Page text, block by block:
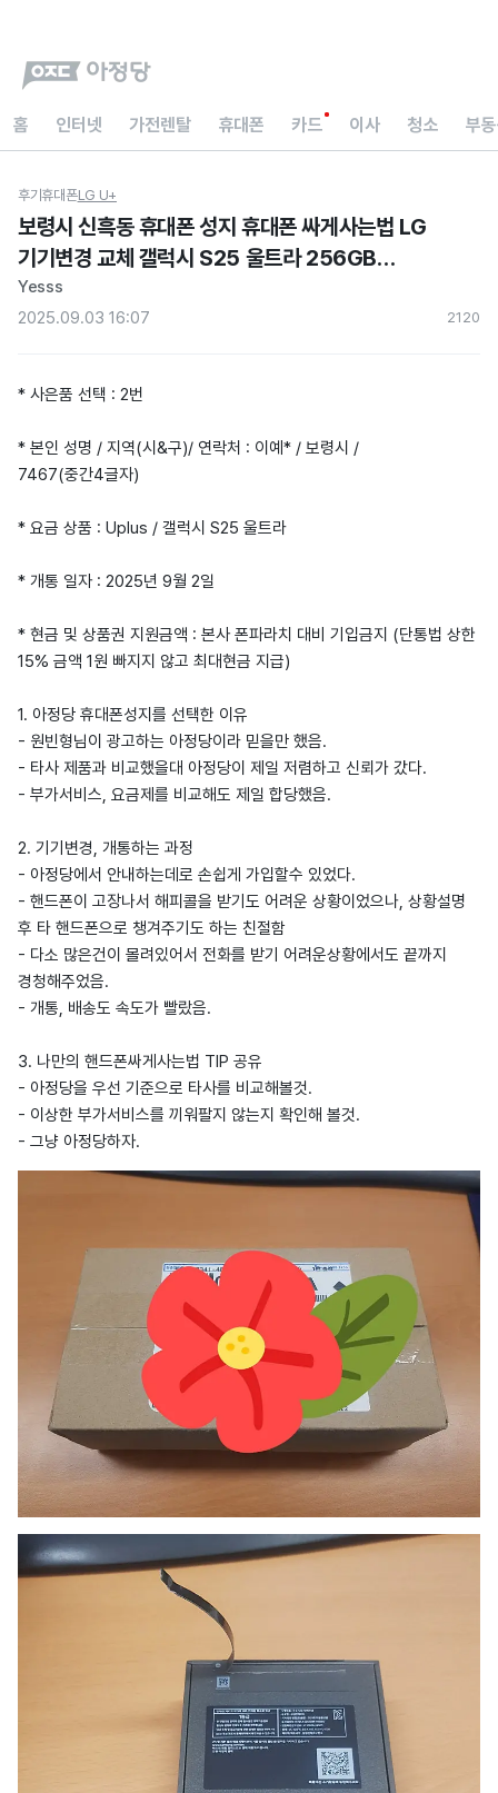
홈 인터넷 가전렌탈 휴대폰 카드 이사 청소 부
후기휴대폰LG U+
보령시 신흑동 휴대폰 성지 휴대폰 싸게사는법 LG
기기변경 교체 갤럭시 S25 울트라 256GB
티타늄그레이 아정당 내돈내산 후기
Yesss
2025.09.03 16:07
2120
* 사은품 선택 : 2번
* 본인 성명 / 지역(시&구)/ 연락처 : 이예* / 보령시 /
7467(중간4글자)
* 요금 상품 : Uplus / 갤럭시 S25 울트라
* 개통 일자 : 2025년 9월 2일
* 현금 및 상품권 지원금액 : 본사 폰파라치 대비 기입금지 (단통법 상한
15% 금액 1원 빠지지 않고 최대현금 지급)
1. 아정당 휴대폰성지를 선택한 이유
- 원빈형님이 광고하는 아정당이라 믿을만 했음.
- 타사 제품과 비교했을대 아정당이 제일 저렴하고 신뢰가 갔다.
- 부가서비스, 요금제를 비교해도 제일 합당했음.
2. 기기변경, 개통하는 과정
- 아정당에서 안내하는데로 손쉽게 가입할수 있었다.
- 핸드폰이 고장나서 해피콜을 받기도 어려운 상황이었으나, 상황설명
후 타 핸드폰으로 챙겨주기도 하는 친절함
- 다소 많은건이 몰려있어서 전화를 받기 어려운상황에서도 끝까지
경청해주었음.
- 개통, 배송도 속도가 빨랐음.
3. 나만의 핸드폰싸게사는법 TIP 공유
- 아정당을 우선 기준으로 타사를 비교해볼것.
- 이상한 부가서비스를 끼워팔지 않는지 확인해 볼것.
- 그냥 아정당하자.